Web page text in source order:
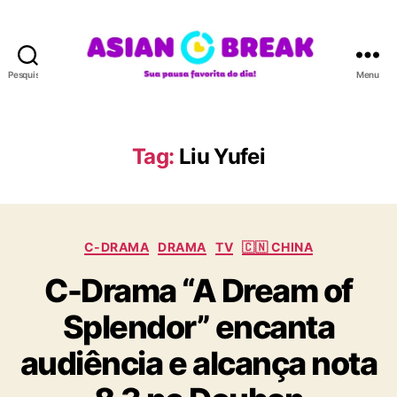
Pesquisar
A
N
R
A
Menu
Tag: Liu Yufei
C
t
e
g
r
i
C-DRAMA DRAMA TV 🇨🇳 CHINA
C-Drama “A Dream of
Splendor” encanta
audiência e alcança nota